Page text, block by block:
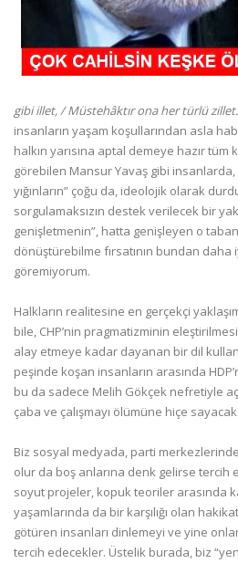
gibi illet, / Müstehâktır ona her türlü
insanların yaşam koşullarından asla
halkın yarısına aptal demeye hazır
görebilen Mansur Yavaş gibi insanlarda,
yığınların” çoğu da, ideolojik olarak
sorgulamaksızın destek verilecek bir
genişletmenin”, hatta genişleyen o
dönüştürebilme fırsatının bundan
göremiyorum.
Halkların realitesine en gerçekçi
bile, CHP’nin pragmatizminin
alay etmeye kadar dayanan bir dil
peşinde koşan insanların arasında
bu da sadece Melih Gökçek nefretiyle
çaba ve çalışmayı ölümüne hiçe
Biz sosyal medyada, parti
olur da boş anlarına denk gelirse tercih
soyut projeler, kopuk teoriler arasında
yaşamlarında da bir karşılığı olan
götüren insanları dinlemeyi ve yine
tercih edecekler. Üstelik burada, biz